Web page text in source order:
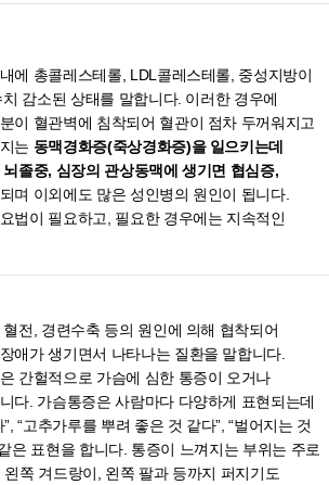
에 총콜레스테롤, LDL콜레스테롤, 중성지방이
감소된 상태를 말합니다. 이러한 경우에
이 혈관벽에 침착되어 혈관이 점차 두꺼워지고
는 동맥경화증(죽상경화증)을 일으키는데
졸중, 심장의 관상동맥에 생기면 협심증,
며 이외에도 많은 성인병의 원인이 됩니다.
법이 필요하고, 필요한 경우에는 지속적인
전, 경련수축 등의 원인에 의해 협착되어
애가 생기면서 나타나는 질환을 말합니다.
간헐적으로 가슴에 심한 통증이 오거나
다. 가슴통증은 사람마다 다양하게 표현되는데
“고추가루를 뿌려 좋은 것 같다”, “벌어지는 것
은 표현을 합니다. 통증이 느껴지는 부위는 주로
쪽 겨드랑이, 왼쪽 팔과 등까지 퍼지기도